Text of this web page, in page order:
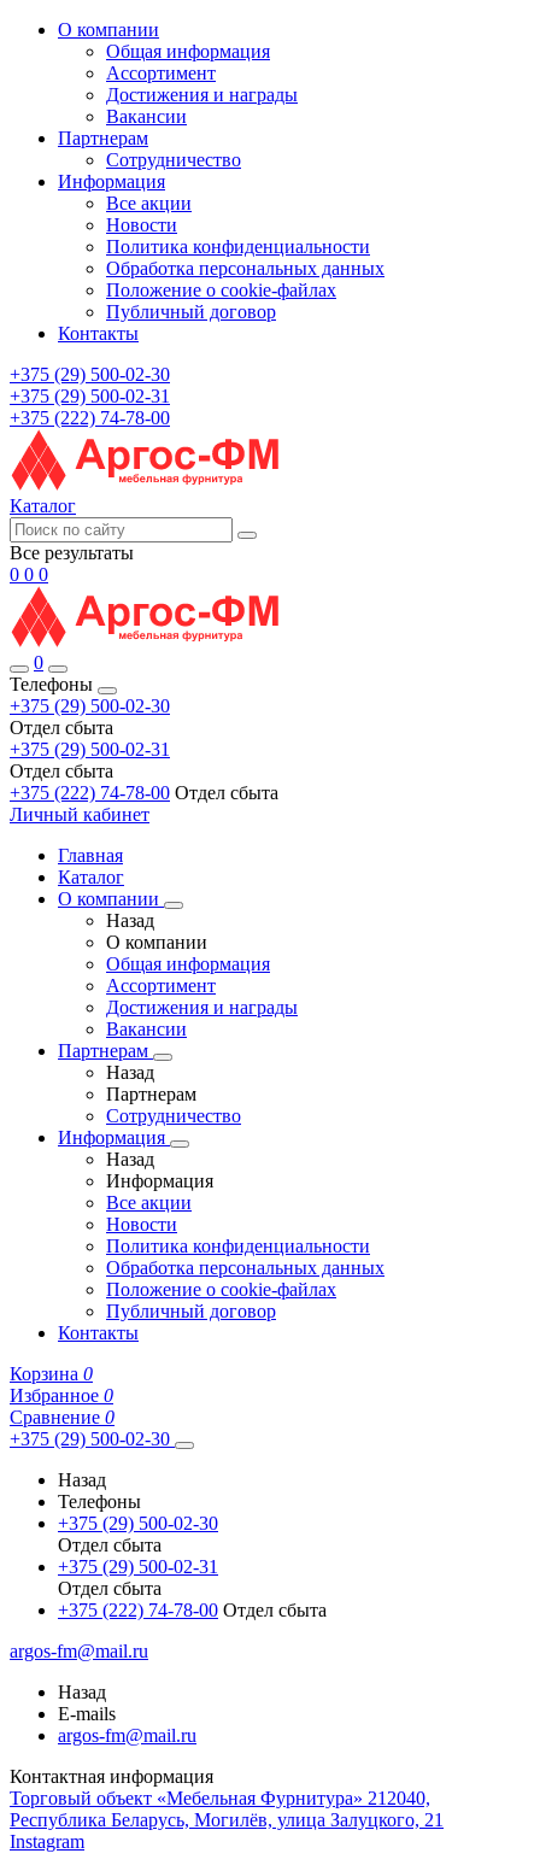
О компании
Общая информация
Ассортимент
Достижения и награды
Вакансии
Партнерам
Сотрудничество
Информация
Все акции
Новости
Политика конфиденциальности
Обработка персональных данных
Положение о cookie-файлах
Публичный договор
Контакты
+375 (29) 500-02-30
+375 (29) 500-02-31
+375 (222) 74-78-00
Каталог
Все результаты
0 0 0
0
Телефоны
+375 (29) 500-02-30
Отдел сбыта
+375 (29) 500-02-31
Отдел сбыта
+375 (222) 74-78-00 Отдел сбыта
Личный кабинет
Главная
Каталог
О компании
Назад
О компании
Общая информация
Ассортимент
Достижения и награды
Вакансии
Партнерам
Назад
Партнерам
Сотрудничество
Информация
Назад
Информация
Все акции
Новости
Политика конфиденциальности
Обработка персональных данных
Положение о cookie-файлах
Публичный договор
Контакты
Корзина 0
Избранное 0
Сравнение 0
+375 (29) 500-02-30
Назад
Телефоны
+375 (29) 500-02-30
Отдел сбыта
+375 (29) 500-02-31
Отдел сбыта
+375 (222) 74-78-00 Отдел сбыта
argos-fm@mail.ru
Назад
E-mails
argos-fm@mail.ru
Контактная информация
Торговый объект «Мебельная Фурнитура» 212040,
Республика Беларусь, Могилёв, улица Залуцкого, 21
Instagram